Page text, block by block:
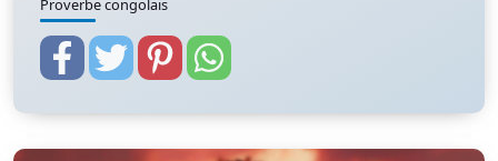
Proverbe congolais